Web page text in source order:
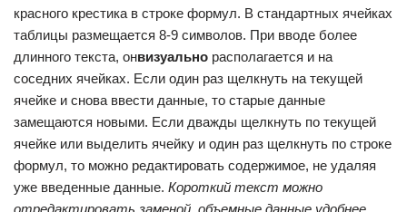
красного крестика в строке формул. В стандартных ячейках
таблицы размещается 8-9 символов. При вводе более
длинного текста, онвизуально располагается и на
соседних ячейках. Если один раз щелкнуть на текущей
ячейке и снова ввести данные, то старые данные
замещаются новыми. Если дважды щелкнуть по текущей
ячейке или выделить ячейку и один раз щелкнуть по строке
формул, то можно редактировать содержимое, не удаляя
уже введенные данные. Короткий текст можно
отредактировать заменой, объемные данные удобнее